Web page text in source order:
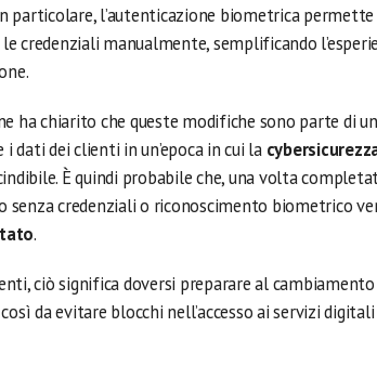
particolare, l’autenticazione biometrica
credenziali manualmente, semplificando
ha chiarito che queste modifiche sono parte di
dati dei clienti in un’epoca in cui la
È quindi probabile che, una volta
senza credenziali o riconoscimento biometrico
.
ciò significa doversi preparare al
da evitare blocchi nell’accesso ai servizi